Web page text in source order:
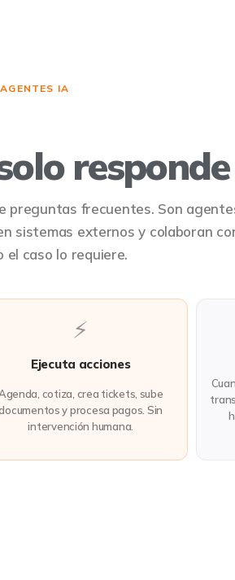
IA
responde
preguntas frecuentes. Son
sistemas externos y colaboran
el caso lo requiere.
⚡
Ejecuta acciones
cotiza, crea tickets, sube
y procesa pagos. Sin
intervención humana.